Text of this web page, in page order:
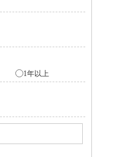
1年以上